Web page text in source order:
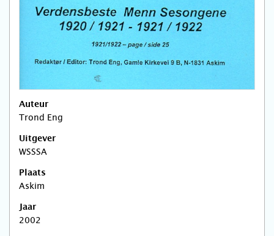
Auteur
Trond Eng
Uitgever
WSSSA
Plaats
Askim
Jaar
2002